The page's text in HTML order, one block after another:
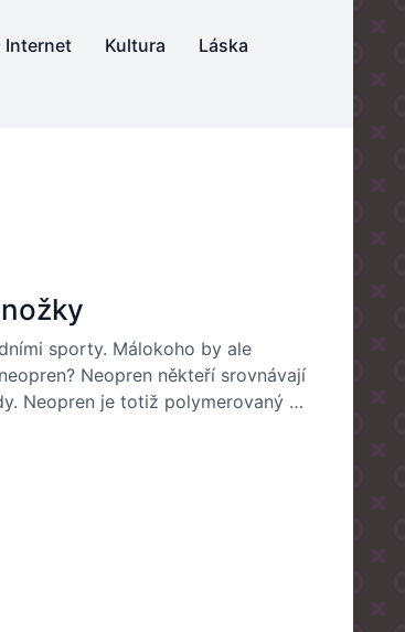
Internet Kultura
Láska
sporty. Málokoho by ale
Neopren někteří srovnávají
Neopren je totiž polymerovaný …